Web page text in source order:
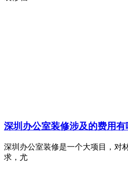
深圳办公室装修涉及的费用有
深圳办公室装修是一个大项目，对
求，尤